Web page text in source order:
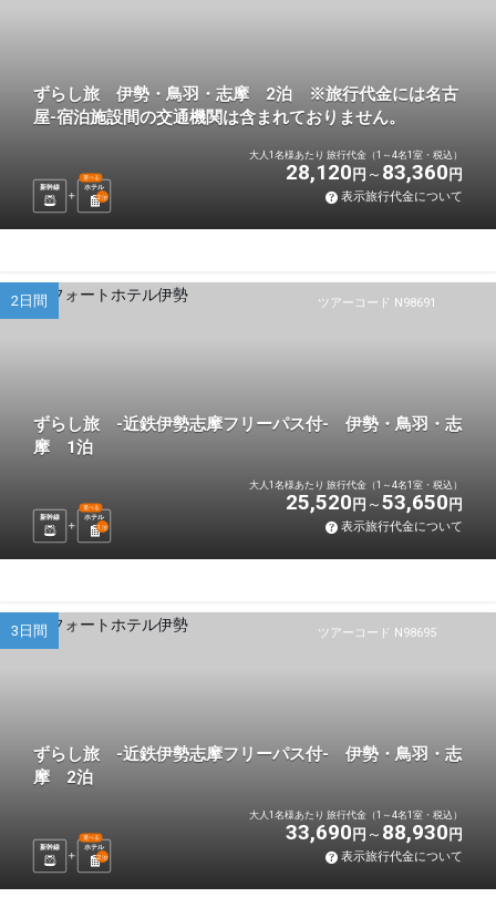
ずらし旅 伊勢・鳥羽・志摩 2泊 ※旅行代金には名古
屋-宿泊施設間の交通機関は含まれておりません。
新幹線 ホテル
選べる
2泊
大人1名様あたり 旅行代金（1～4名1室・税込）
28,120 円 83,360 円
表示旅行代金について
ツアーコード N98691
2日間
ずらし旅 -近鉄伊勢志摩フリーパス付- 伊勢・鳥羽・志
摩 1泊
新幹線 ホテル
選べる
1 泊
大人1名様あたり 旅行代金（1～4名1室・税込）
25,520 円 53,650 円
表示旅行代金について
ツアーコード N98695
3日間
ずらし旅 -近鉄伊勢志摩フリーパス付- 伊勢・鳥羽・志
摩 2泊
新幹線 ホテル
選べる
2泊
大人1名様あたり 旅行代金（1～4名1室・税込）
33,690 円 88,930 円
表示旅行代金について